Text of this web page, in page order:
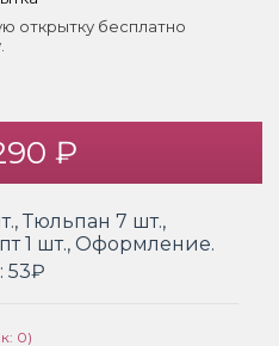
открытку бесплатно
₽
Тюльпан 7 шт.,
1 шт., Оформление.
53₽
0)